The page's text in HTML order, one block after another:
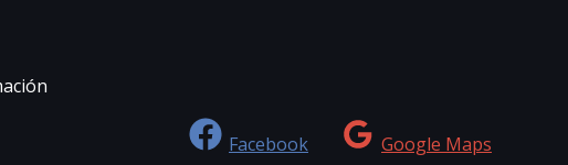
Facebook Google Maps